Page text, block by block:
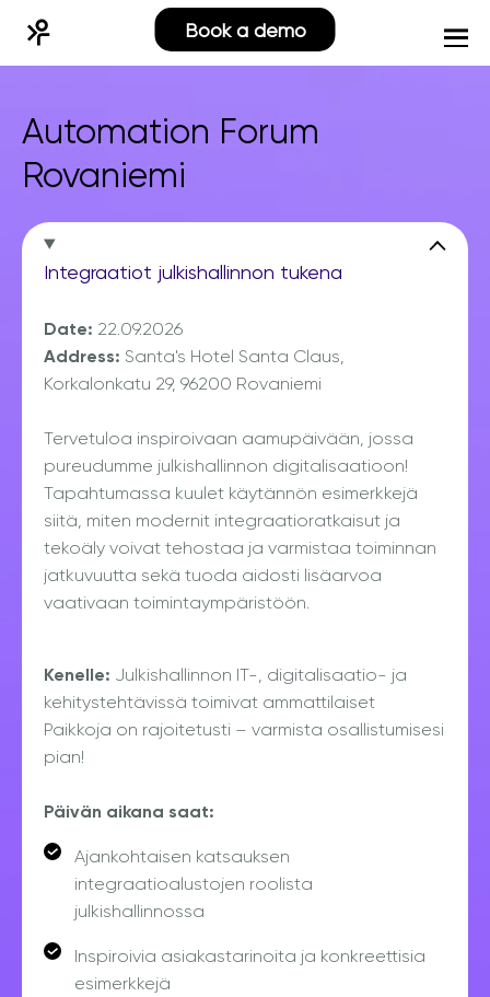
Book a demo
Automation Forum
Rovaniemi
Integraatiot julkishallinnon tukena
Date: 22.09.2026
Address: Santa's Hotel Santa Claus,
Korkalonkatu 29, 96200 Rovaniemi
Tervetuloa inspiroivaan aamupäivään, jossa
pureudumme julkishallinnon digitalisaatioon!
Tapahtumassa kuulet käytännön esimerkkejä
siitä, miten modernit integraatioratkaisut ja
tekoäly voivat tehostaa ja varmistaa toiminnan
jatkuvuutta sekä tuoda aidosti lisäarvoa
vaativaan toimintaympäristöön.
Kenelle: Julkishallinnon IT-, digitalisaatio- ja
kehitystehtävissä toimivat ammattilaiset
Paikkoja on rajoitetusti – varmista osallistumisesi
pian!
Päivän aikana saat:
Ajankohtaisen katsauksen
integraatioalustojen roolista
julkishallinnossa
Inspiroivia asiakastarinoita ja konkreettisia
esimerkkejä